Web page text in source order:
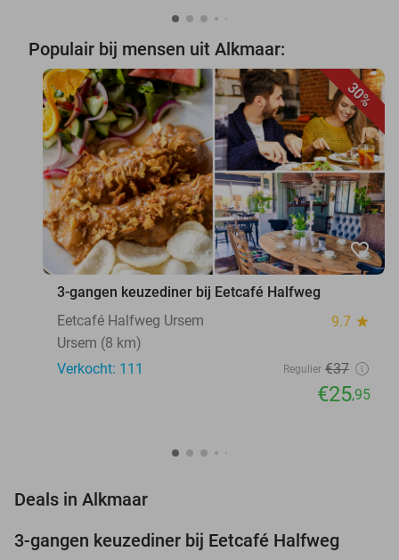
Populair bij mensen uit Alkmaar:
30%
favorite_border
3-gangen keuzediner bij Eetcafé Halfweg
Eetcafé Halfweg Ursem
9.7 star
Ursem (8 km)
Verkocht: 111
Regulier €37
€25,95
Deals in Alkmaar
3-gangen keuzediner bij Eetcafé Halfweg